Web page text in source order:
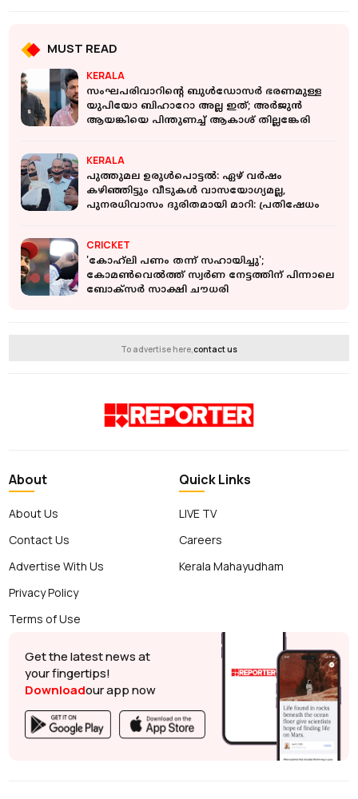
MUST READ
KERALA
സംഘപരിവാറിൻ്റെ ബുള്‍ഡോസര്‍ ഭരണമുള്ള
യുപിയോ ബിഹാറോ അല്ല ഇത്; അര്‍ജുന്‍
ആയങ്കിയെ പിന്തുണച്ച് ആകാശ് തില്ലങ്കേരി
KERALA
പുത്തുമല ഉരുള്‍പൊട്ടല്‍: ഏഴ് വർഷം
കഴിഞ്ഞിട്ടും വീടുകൾ വാസയോഗ്യമല്ല,
പുനരധിവാസം ദുരിതമായി മാറി: പ്രതിഷേധം
CRICKET
'കോഹ്‍ലി പണം തന്ന് സഹായിച്ചു';
കോമൺവെൽത്ത് സ്വർണ നേട്ടത്തിന് പിന്നാലെ
ബോക്‌സർ സാക്ഷി ചൗധരി
To advertise here,contact us
About
About Us
Contact Us
Advertise With Us
Privacy Policy
Terms of Use
Quick Links
LIVE TV
Careers
Kerala Mahayudham
Get the latest news at
your fingertips!
Downloadour app now